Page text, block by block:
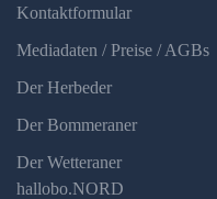
Kontaktformular
Mediadaten / Preise / AGBs
Der Herbeder
Der Bommeraner
Der Wetteraner
hallobo.NORD